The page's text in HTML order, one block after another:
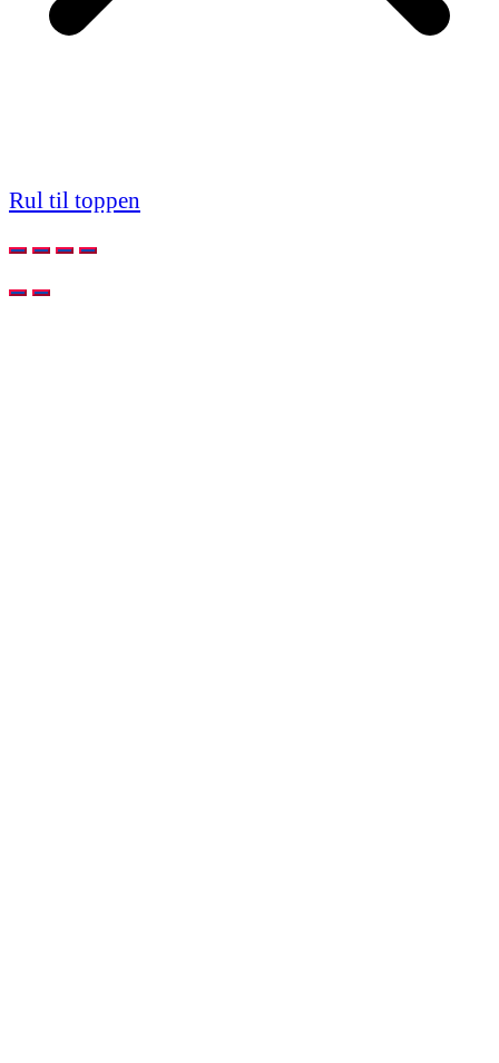
Rul til toppen